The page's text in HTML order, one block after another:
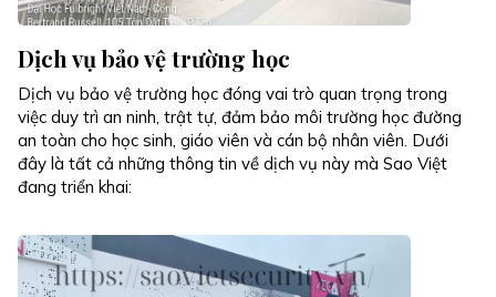
Dịch vụ bảo vệ trường học
Dịch vụ bảo vệ trường học đóng vai trò quan trọng trong
việc duy trì an ninh, trật tự, đảm bảo môi trường học đường
an toàn cho học sinh, giáo viên và cán bộ nhân viên. Dưới
đây là tất cả những thông tin về dịch vụ này mà Sao Việt
đang triển khai: